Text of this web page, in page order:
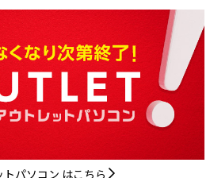
トパソコン はこちら